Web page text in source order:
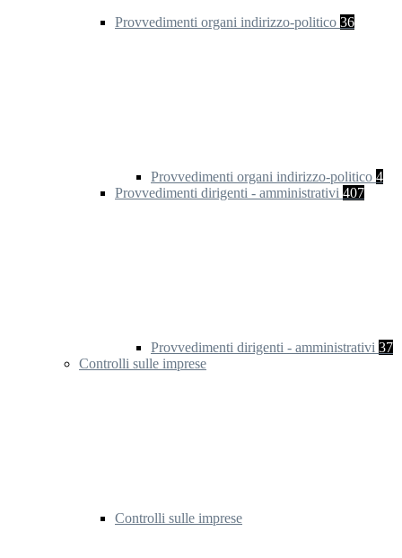
Provvedimenti organi indirizzo-politico 36
Provvedimenti organi indirizzo-politico 4
Provvedimenti dirigenti - amministrativi 407
Provvedimenti dirigenti - amministrativi 37
Controlli sulle imprese
Controlli sulle imprese